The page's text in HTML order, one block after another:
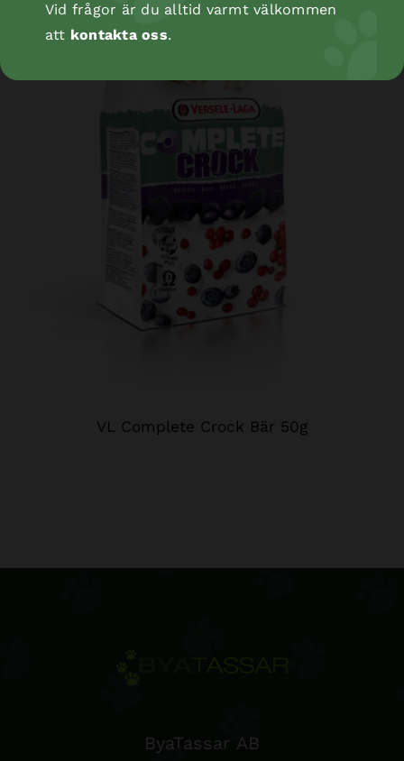
VL Complete Crock Bär 50g
ByaTassar AB
Vid frågor är du alltid varmt välkommen
att kontakta oss.